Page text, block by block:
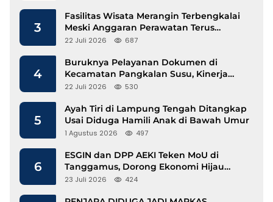
3
Fasilitas Wisata Merangin Terbengkalai
Meski Anggaran Perawatan Terus
Mengalir
22 Juli 2026 687
4
Buruknya Pelayanan Dokumen di
Kecamatan Pangkalan Susu, Kinerja
Disdukcapil Langkat Disorot
22 Juli 2026 530
5
Ayah Tiri di Lampung Tengah Ditangkap
Usai Diduga Hamili Anak di Bawah Umur
1 Agustus 2026 497
6
ESGIN dan DPP AEKI Teken MoU di
Tanggamus, Dorong Ekonomi Hijau
Berbasis Kopi dan Perdagangan Karbon
23 Juli 2026 424